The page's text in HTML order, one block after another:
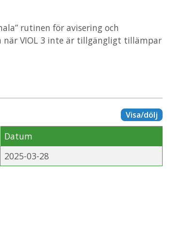
rutinen för avisering och
VIOL 3 inte är tillgängligt tillämpar
Visa/dölj
Datum
2025-03-28